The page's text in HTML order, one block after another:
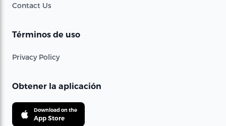
Contact Us
Términos de uso
Privacy Policy
Obtener la aplicación
Download on the
App Store